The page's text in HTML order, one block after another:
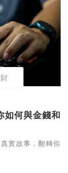
如何與金錢和
實故事，翻轉你